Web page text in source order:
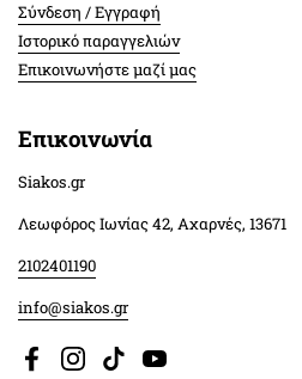
Σύνδεση / Εγγραφή
Ιστορικό παραγγελιών
Επικοινωνήστε μαζί μας
Επικοινωνία
Siakos.gr
Λεωφόρος Ιωνίας 42, Αχαρνές, 13671
2102401190
info@siakos.gr
FacebookInstagram
TikTokYouTube